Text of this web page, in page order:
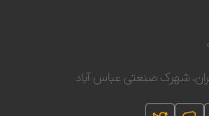
شهرک صنعتی عباس آباد